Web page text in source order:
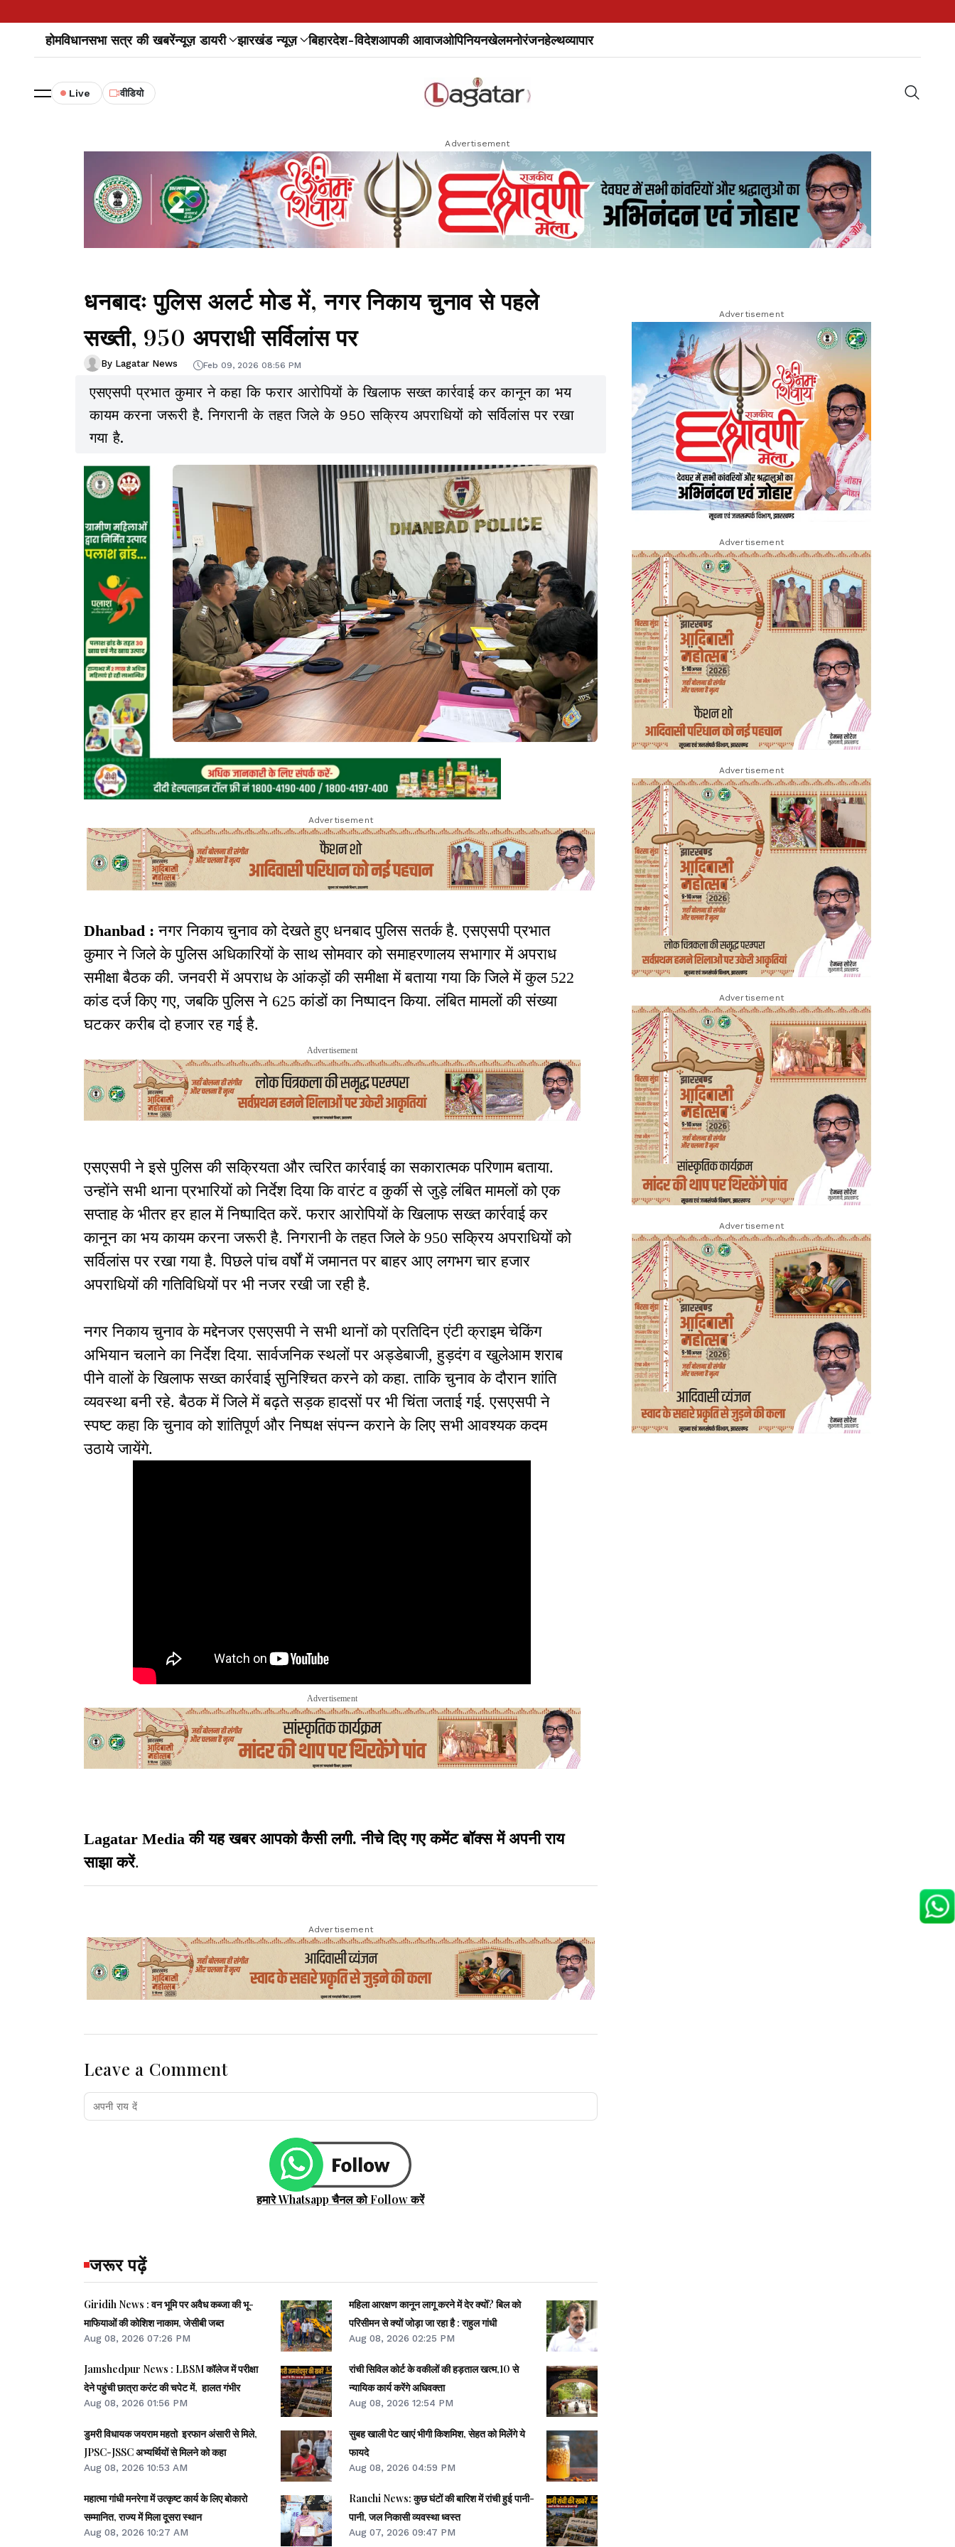
होमविधानसभा सत्र की खबरेंन्यूज़ डायरी झारखंड न्यूज़ बिहारदेश-विदेशआपकी आवाजओपिनियनखेलमनोरंजनहेल्थव्यापार
Live वीडियो
Advertisement
धनबादः पुलिस अलर्ट मोड में, नगर निकाय चुनाव से पहले
सख्ती, 950 अपराधी सर्विलांस पर
By Lagatar News Feb 09, 2026 08:56 PM
एसएसपी प्रभात कुमार ने कहा कि फरार आरोपियों के खिलाफ सख्त कार्रवाई कर कानून का भय
कायम करना जरूरी है. निगरानी के तहत जिले के 950 सक्रिय अपराधियों को सर्विलांस पर रखा
गया है.
Advertisement
Dhanbad :नगर निकाय चुनाव को देखते हुए धनबाद पुलिस सतर्क है. एसएसपी प्रभात
कुमार ने जिले के पुलिस अधिकारियों के साथ सोमवार को समाहरणालय सभागार में अपराध
समीक्षा बैठक की. जनवरी में अपराध के आंकड़ों की समीक्षा में बताया गया कि जिले में कुल 522
कांड दर्ज किए गए, जबकि पुलिस ने 625 कांडों का निष्पादन किया. लंबित मामलों की संख्या
घटकर करीब दो हजार रह गई है.
Advertisement
एसएसपी ने इसे पुलिस की सक्रियता और त्वरित कार्रवाई का सकारात्मक परिणाम बताया.
उन्होंने सभी थाना प्रभारियों को निर्देश दिया कि वारंट व कुर्की से जुड़े लंबित मामलों को एक
सप्ताह के भीतर हर हाल में निष्पादित करें. फरार आरोपियों के खिलाफ सख्त कार्रवाई कर
कानून का भय कायम करना जरूरी है. निगरानी के तहत जिले के 950 सक्रिय अपराधियों को
सर्विलांस पर रखा गया है. पिछले पांच वर्षों में जमानत पर बाहर आए लगभग चार हजार
अपराधियों की गतिविधियों पर भी नजर रखी जा रही है.
नगर निकाय चुनाव के मद्देनजर एसएसपी ने सभी थानों को प्रतिदिन एंटी क्राइम चेकिंग
अभियान चलाने का निर्देश दिया. सार्वजनिक स्थलों पर अड्डेबाजी, हुड़दंग व खुलेआम शराब
पीने वालों के खिलाफ सख्त कार्रवाई सुनिश्चित करने को कहा. ताकि चुनाव के दौरान शांति
व्यवस्था बनी रहे. बैठक में जिले में बढ़ते सड़क हादसों पर भी चिंता जताई गई. एसएसपी ने
स्पष्ट कहा कि चुनाव को शांतिपूर्ण और निष्पक्ष संपन्न कराने के लिए सभी आवश्यक कदम
उठाये जायेंगे.
Advertisement
Lagatar Media की यह खबर आपको कैसी लगी. नीचे दिए गए कमेंट बॉक्स में अपनी राय
साझा करें.
Advertisement
Leave a Comment
हमारे Whatsapp चैनल को Follow करें
जरूर पढ़ें
Giridih News : वन भूमि पर अवैध कब्जा की भू-
माफियाओं की कोशिश नाकाम, जेसीबी जब्त
Aug 08, 2026 07:26 PM
Jamshedpur News : LBSM कॉलेज में परीक्षा
देने पहुंची छात्रा करंट की चपेट में, हालत गंभीर
Aug 08, 2026 01:56 PM
डुमरी विधायक जयराम महतो इरफान अंसारी से मिले,
JPSC-JSSC अभ्यर्थियों से मिलने को कहा
Aug 08, 2026 10:53 AM
महात्मा गांधी मनरेगा में उत्कृष्ट कार्य के लिए बोकारो
सम्मानित, राज्य में मिला दूसरा स्थान
Aug 08, 2026 10:27 AM
महिला आरक्षण कानून लागू करने में देर क्यों? बिल को
परिसीमन से क्यों जोड़ा जा रहा है : राहुल गांधी
Aug 08, 2026 02:25 PM
रांची सिविल कोर्ट के वकीलों की हड़ताल खत्म,10 से
न्यायिक कार्य करेंगे अधिवक्ता
Aug 08, 2026 12:54 PM
सुबह खाली पेट खाएं भीगी किशमिश, सेहत को मिलेंगे ये
फायदे
Aug 08, 2026 04:59 PM
Ranchi News: कुछ घंटों की बारिश में रांची हुई पानी-
पानी, जल निकासी व्यवस्था ध्वस्त
Aug 07, 2026 09:47 PM
Advertisement
Advertisement
Advertisement
Advertisement
Advertisement